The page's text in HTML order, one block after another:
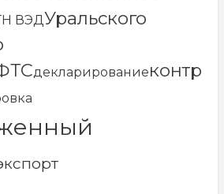
ВЭДУральского
декларированиеконтр